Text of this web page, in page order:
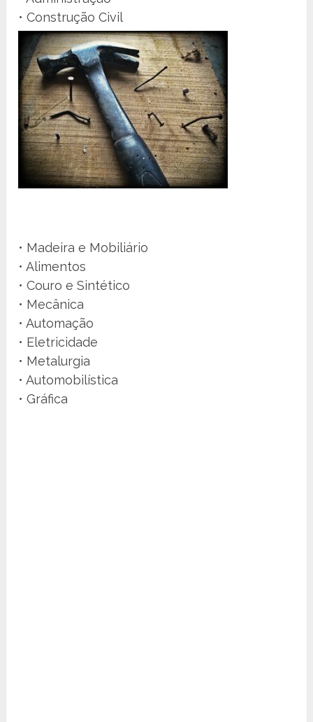
• Construção Civil
• Madeira e Mobiliário
• Alimentos
• Couro e Sintético
• Mecânica
• Automação
• Eletricidade
• Metalurgia
• Automobilística
• Gráfica